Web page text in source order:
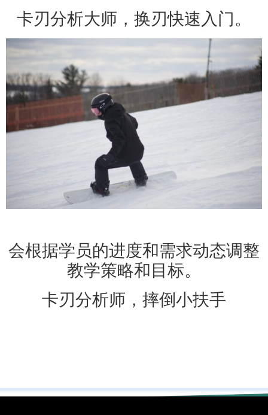
卡刃分析大师，换刃快速入门。
会根据学员的进度和需求动态调整
教学策略和目标。
卡刃分析师，摔倒小扶手